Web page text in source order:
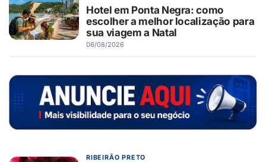
Hotel em Ponta Negra: como
escolher a melhor localização para
sua viagem a Natal
06/08/2026
RIBEIRÃO PRETO